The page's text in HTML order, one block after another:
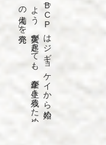
「B
C
P
は
ジ
ギ
ョ
ケ
イ
か
ら
始め
よ
う
災害が
起き
て
も
、
企業が
生き
残る
た
め
の
備え
」を
発売